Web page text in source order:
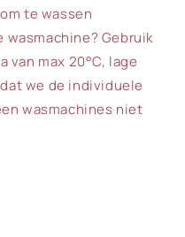
te wassen
wasmachine? Gebruik
van max 20°C, lage
we de individuele
wasmachines niet